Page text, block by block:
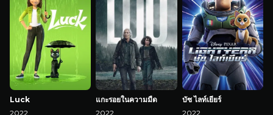
Luck
2022
แกะรอยในความมืด
2022
บัซ ไลท์เยียร์
2022